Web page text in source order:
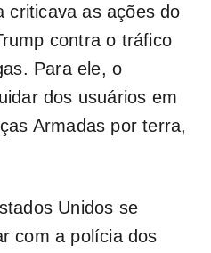
criticava as ações do
contra o tráfico
Para ele, o
dos usuários em
Armadas por terra,
Unidos se
com a polícia dos